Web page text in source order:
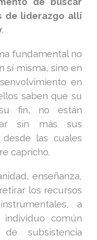
de liderazgo allí
.
fundamental no
sí misma, sino en
en
saben que su
fin, no están
sin más sus
las cuales
capricho.
enseñanza,
los recursos
a
común
subsistencia